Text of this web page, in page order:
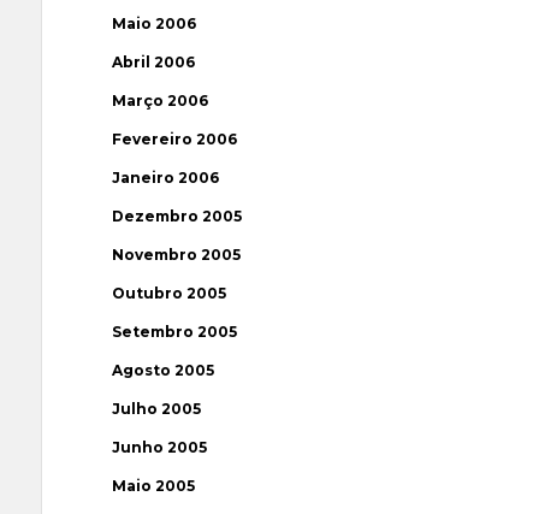
Maio 2006
Abril 2006
Março 2006
Fevereiro 2006
Janeiro 2006
Dezembro 2005
Novembro 2005
Outubro 2005
Setembro 2005
Agosto 2005
Julho 2005
Junho 2005
Maio 2005